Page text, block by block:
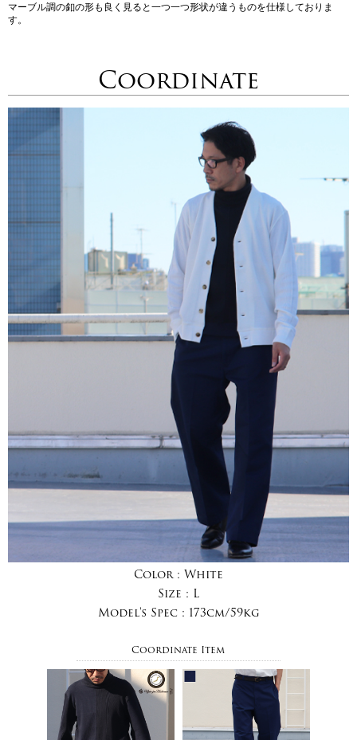
マーブル調の釦の形も良く見ると一つ一つ形状が違うものを仕様しておりま
す。
Coordinate
Color : White
Size : L
Model's Spec : 173cm/59kg
Coordinate Item